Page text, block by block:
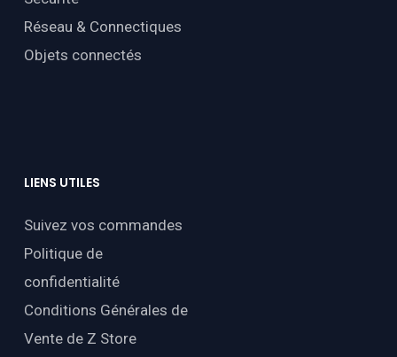
Réseau & Connectiques
Objets connectés
LIENS UTILES
Suivez vos commandes
Politique de
confidentialité
Conditions Générales de
Vente de Z Store